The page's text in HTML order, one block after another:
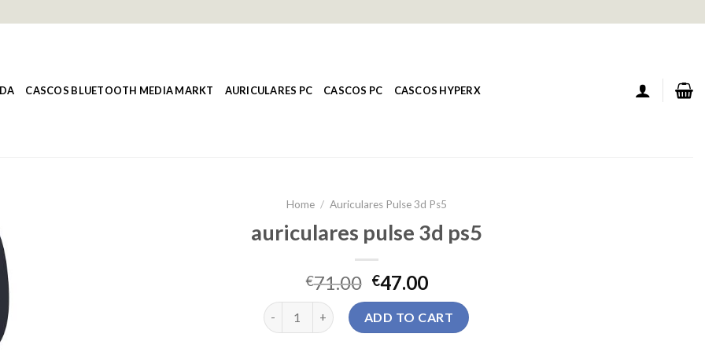
CASCOS BLUETOOTH MEDIA MARKT AURICULARES PC CASCOS PC CASCOS HYPERX
Home / Auriculares Pulse 3d Ps5
auriculares pulse 3d ps5
€71.00 €47.00
auriculares pulse 3d ps5 quantity
ADD TO CART